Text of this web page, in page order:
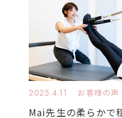
2025.4.11 お客様の声
Mai先生の柔らかで